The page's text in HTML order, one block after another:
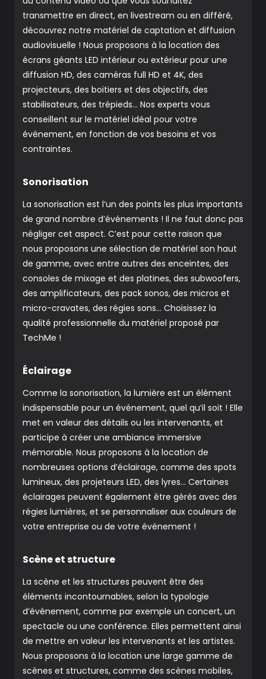
transmettre en direct, en livestream ou en différé,
découvrez notre matériel de captation et diffusion
audiovisuelle ! Nous proposons à la location des
écrans géants LED intérieur ou extérieur pour une
diffusion HD, des caméras full HD et 4K, des
projecteurs, des boitiers et des objectifs, des
stabilisateurs, des trépieds… Nos experts vous
conseillent sur le matériel idéal pour votre
événement, en fonction de vos besoins et vos
contraintes.
Sonorisation
La sonorisation est l’un des points les plus importants
de grand nombre d’événements ! Il ne faut donc pas
négliger cet aspect. C’est pour cette raison que
nous proposons une sélection de matériel son haut
de gamme, avec entre autres des enceintes, des
consoles de mixage et des platines, des subwoofers,
des amplificateurs, des pack sonos, des micros et
micro-cravates, des régies sons… Choisissez la
qualité professionnelle du matériel proposé par
TechMe !
Éclairage
Comme la sonorisation, la lumière est un élément
indispensable pour un événement, quel qu’il soit ! Elle
met en valeur des détails ou les intervenants, et
participe à créer une ambiance immersive
mémorable. Nous proposons à la location de
nombreuses options d’éclairage, comme des spots
lumineux, des projeteurs LED, des lyres… Certaines
éclairages peuvent également être gérés avec des
régies lumières, et se personnaliser aux couleurs de
votre entreprise ou de votre événement !
Scène et structure
La scène et les structures peuvent être des
éléments incontournables, selon la typologie
d’événement, comme par exemple un concert, un
spectacle ou une conférence. Elles permettent ainsi
de mettre en valeur les intervenants et les artistes.
Nous proposons à la location une large gamme de
scènes et structures, comme des scènes mobiles,